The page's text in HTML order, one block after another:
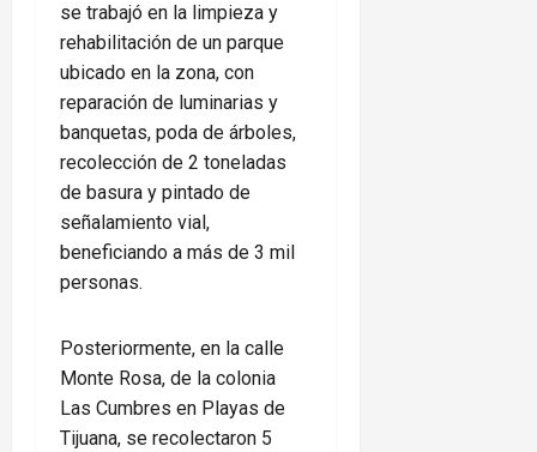
se trabajó en la limpieza y
rehabilitación de un parque
ubicado en la zona, con
reparación de luminarias y
banquetas, poda de árboles,
recolección de 2 toneladas
de basura y pintado de
señalamiento vial,
beneficiando a más de 3 mil
personas.
Posteriormente, en la calle
Monte Rosa, de la colonia
Las Cumbres en Playas de
Tijuana, se recolectaron 5